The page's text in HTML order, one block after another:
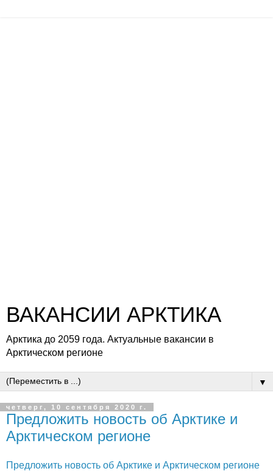
ВАКАНСИИ АРКТИКА
Арктика до 2059 года. Актуальные вакансии в
Арктическом регионе
▼
четверг, 10 сентября 2020 г.
Предложить новость об Арктике и
Арктическом регионе
Предложить новость об Арктике и Арктическом регионе